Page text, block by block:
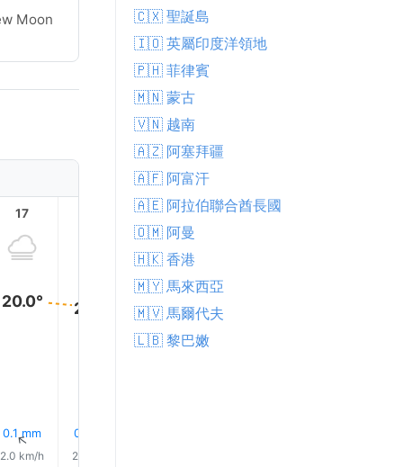
Moon
17
20.0°
0.1 mm
↑
2.0 km/h
20.0°
0.0 mm
2.0 km/h
19
18.0°
20
🇨🇽 聖誕島
🇮🇴 英屬印度洋領地
🇵🇭 菲律賓
🇲🇳 蒙古
🇻🇳 越南
🇦🇿 阿塞拜疆
🇦🇫 阿富汗
🇦🇪 阿拉伯聯合酋長國
🇴🇲 阿曼
🇭🇰 香港
🇲🇾 馬來西亞
🇲🇻 馬爾代夫
🇱🇧 黎巴嫩